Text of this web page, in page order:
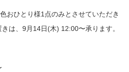
おひとり様1点のみとさせていただき
は、9月14日(木) 12:00〜承ります。